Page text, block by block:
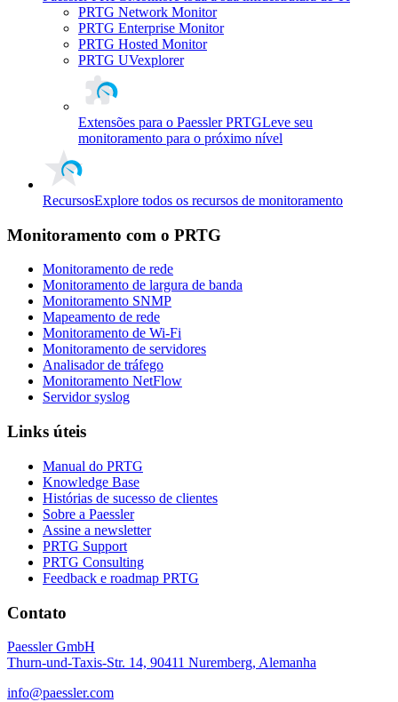
PRTG Network Monitor
PRTG Enterprise Monitor
PRTG Hosted Monitor
PRTG UVexplorer
Extensões para o Paessler PRTGLeve seu
monitoramento para o próximo nível
RecursosExplore todos os recursos de monitoramento
Monitoramento com o PRTG
Monitoramento de rede
Monitoramento de largura de banda
Monitoramento SNMP
Mapeamento de rede
Monitoramento de Wi-Fi
Monitoramento de servidores
Analisador de tráfego
Monitoramento NetFlow
Servidor syslog
Links úteis
Manual do PRTG
Knowledge Base
Histórias de sucesso de clientes
Sobre a Paessler
Assine a newsletter
PRTG Support
PRTG Consulting
Feedback e roadmap PRTG
Contato
Paessler GmbH
Thurn-und-Taxis-Str. 14, 90411 Nuremberg, Alemanha
info@paessler.com